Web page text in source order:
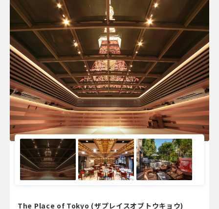
The Place of Tokyo (ザプレイスオブトウキョウ)